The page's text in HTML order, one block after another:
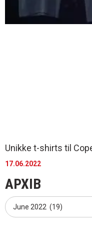
Unikke t-shirts til
17.06.2022
АРХІВ